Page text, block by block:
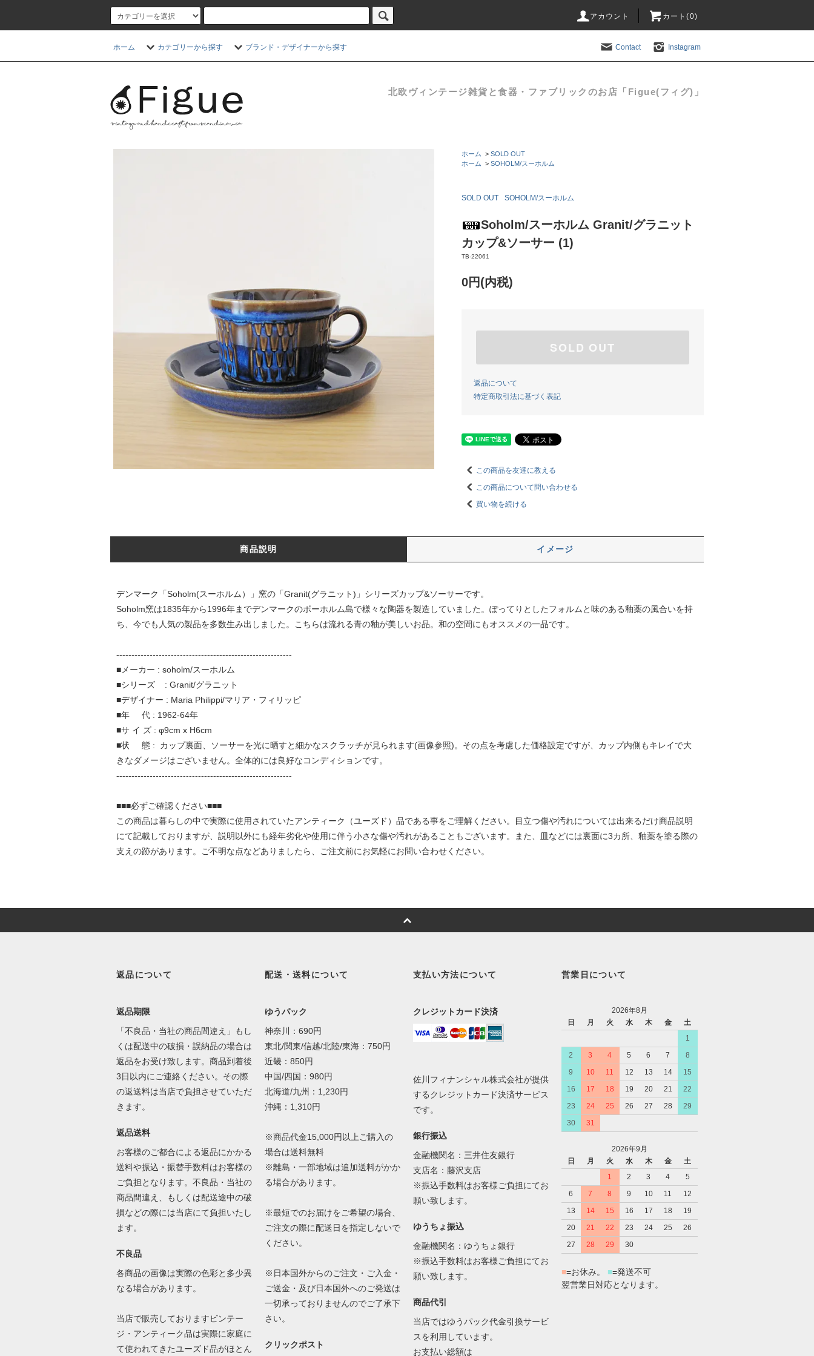
アカウント カート(0)
ホーム カテゴリーから探す ブランド・デザイナーから探す Contact Instagram
北欧ヴィンテージ雑貨と食器・ファブリックのお店「Figue(フィグ)」
ホーム > SOLD OUT
ホーム > SOHOLM/スーホルム
SOLD OUT SOHOLM/スーホルム
Soholm/スーホルム Granit/グラニット
カップ&ソーサー (1)
TB-22061
0円(内税)
SOLD OUT
返品について
特定商取引法に基づく表記
この商品を友達に教える
この商品について問い合わせる
買い物を続ける
商品説明 イメージ
デンマーク「Soholm(スーホルム）」窯の「Granit(グラニット)」シリーズカップ&ソーサーです。
Soholm窯は1835年から1996年までデンマークのボーホルム島で様々な陶器を製造していました。ぽってりとしたフォルムと味のある釉薬の風合いを持
ち、今でも人気の製品を多数生み出しました。こちらは流れる青の釉が美しいお品。和の空間にもオススメの一品です。
----------------------------------------------------------
■メーカー : soholm/スーホルム
■シリーズ : Granit/グラニット
■デザイナー : Maria Philippi/マリア・フィリッピ
■年 代 : 1962-64年
■サ イ ズ : φ9cm x H6cm
■状 態 : カップ裏面、ソーサーを光に晒すと細かなスクラッチが見られます(画像参照)。その点を考慮した価格設定ですが、カップ内側もキレイで大
きなダメージはございません。全体的には良好なコンディションです。
----------------------------------------------------------
■■■必ずご確認ください■■■
この商品は暮らしの中で実際に使用されていたアンティーク（ユーズド）品である事をご理解ください。目立つ傷や汚れについては出来るだけ商品説明
にて記載しておりますが、説明以外にも経年劣化や使用に伴う小さな傷や汚れがあることもございます。また、皿などには裏面に3カ所、釉薬を塗る際の
支えの跡があります。ご不明な点などありましたら、ご注文前にお気軽にお問い合わせください。
返品について
返品期限
「不良品・当社の商品間違え」もし
くは配送中の破損・誤納品の場合は
返品をお受け致します。商品到着後
3日以内にご連絡ください。その際
の返送料は当店で負担させていただ
きます。
返品送料
お客様のご都合による返品にかかる
送料や振込・振替手数料はお客様の
ご負担となります。不良品・当社の
商品間違え、もしくは配送途中の破
損などの際には当店にて負担いたし
ます。
不良品
各商品の画像は実際の色彩と多少異
なる場合があります。
当店で販売しておりますビンテー
ジ・アンティーク品は実際に家庭に
て使われてきたユーズド品がほとん
配送・送料について
ゆうパック
神奈川：690円
東北/関東/信越/北陸/東海：750円
近畿：850円
中国/四国：980円
北海道/九州：1,230円
沖縄：1,310円
※商品代金15,000円以上ご購入の
場合は送料無料
※離島・一部地域は追加送料がかか
る場合があります。
※最短でのお届けをご希望の場合、
ご注文の際に配送日を指定しないで
ください。
※日本国外からのご注文・ご入金・
ご送金・及び日本国外へのご発送は
一切承っておりませんのでご了承下
さい。
クリックポスト
支払い方法について
クレジットカード決済
佐川フィナンシャル株式会社が提供
するクレジットカード決済サービス
です。
銀行振込
金融機関名：三井住友銀行
支店名：藤沢支店
※振込手数料はお客様ご負担にてお
願い致します。
ゆうちょ振込
金融機関名：ゆうちょ銀行
※振込手数料はお客様ご負担にてお
願い致します。
商品代引
当店ではゆうパック代金引換サービ
スを利用しています。
お支払い総額は
営業日について
2026年8月
日
月 火 水 木 金
土
1
2
3 4 5 6 7
8
9
10 11 12 13 14
15
16
17 18 19 20 21
22
23
24 25 26 27 28
29
30
31
2026年9月
日
月 火 水 木 金
土
1
2 3 4
5
6
7 8 9 10 11
12
13
14 15 16 17 18
19
20
21 22 23 24 25
26
27
28 29 30
■=お休み。 ■=発送不可
翌営業日対応となります。